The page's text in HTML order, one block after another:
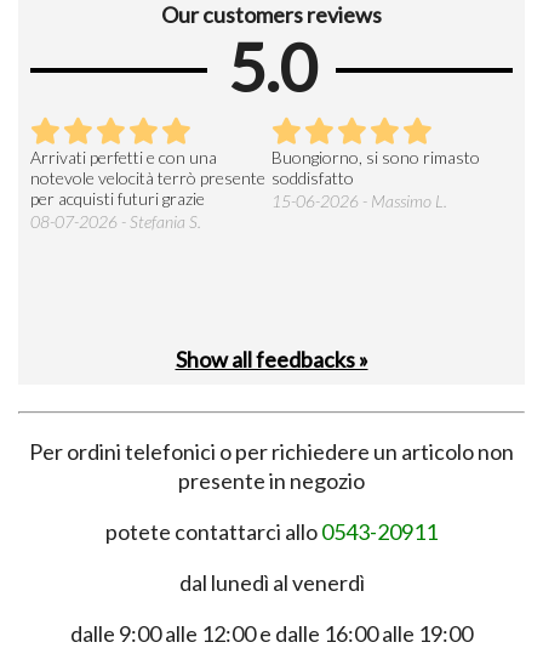
Our customers reviews
5.0
Arrivati perfetti e con una
notevole velocità terrò presente
per acquisti futuri grazie
08-07-2026 - Stefania S.
Buongiorno, si sono rimasto
soddisfatto
15-06-2026 - Massimo L.
Show all feedbacks »
Per ordini telefonici o per richiedere un articolo non
presente in negozio
potete contattarci allo0543-20911
dal lunedì al venerdì
dalle 9:00 alle 12:00 e dalle 16:00 alle 19:00